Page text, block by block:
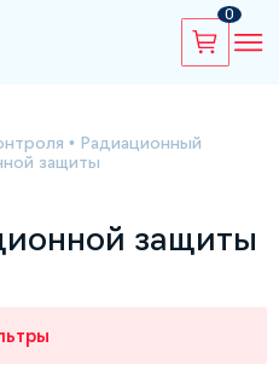
0
• Радиационный
защиты
защиты